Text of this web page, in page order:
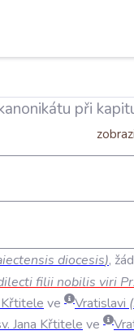
při
diocesis),
filiinobilis viri
Křtitele ve Vratislavi (
. Jana Křtitele ve